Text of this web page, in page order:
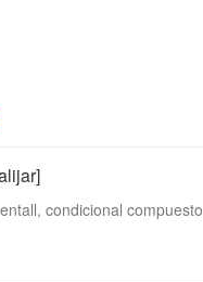
condicional compuesto